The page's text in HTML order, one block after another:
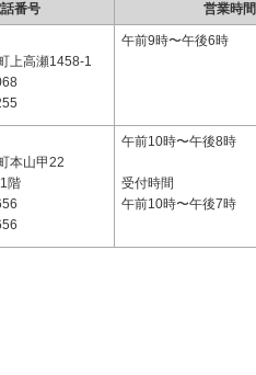
番号 営業時間
上高瀬1458-1
午前9時〜午後6時
本山甲22
階
午前10時〜午後8時
受付時間
午前10時〜午後7時